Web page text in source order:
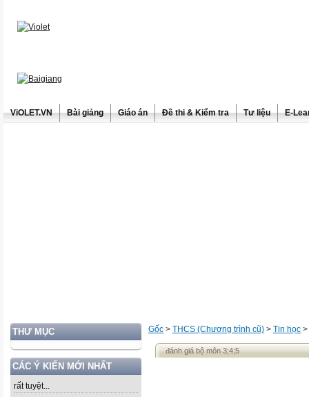
ViOLET.VN Bài giảng Giáo án Đề thi & Kiểm tra Tư liệu E-
THƯ MỤC
CÁC Ý KIẾN MỚI NHẤT
rất tuyệt...
Gốc > THCS (Chương trình cũ) > Tin học >
đánh giá bộ môn 3;4;5